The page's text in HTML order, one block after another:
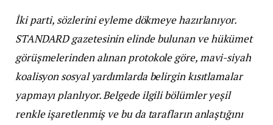
İki parti, sözlerini eyleme dökmeye hazırlanıyor.
STANDARD gazetesinin elinde bulunan ve hükümet
görüşmelerinden alınan protokole göre, mavi-siyah
koalisyon sosyal yardımlarda belirgin kısıtlamalar
yapmayı planlıyor. Belgede ilgili bölümler yeşil
renkle işaretlenmiş ve bu da tarafların anlaştığını